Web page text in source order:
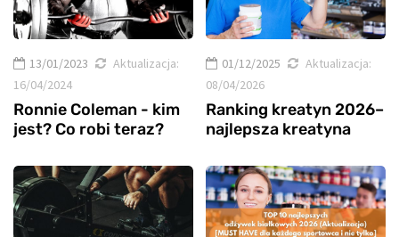
13/01/2023
Aktualizacja:
16/04/2024
Ronnie Coleman - kim
jest? Co robi teraz?
01/12/2025
Aktualizacja:
08/04/2026
Ranking kreatyn 2026–
najlepsza kreatyna